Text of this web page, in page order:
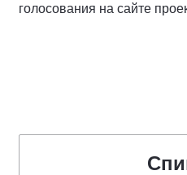
голосования на сайте